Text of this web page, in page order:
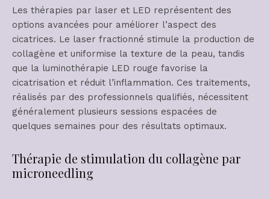
Les thérapies par laser et LED représentent des
options avancées pour améliorer l’aspect des
cicatrices. Le laser fractionné stimule la production de
collagène et uniformise la texture de la peau, tandis
que la luminothérapie LED rouge favorise la
cicatrisation et réduit l’inflammation. Ces traitements,
réalisés par des professionnels qualifiés, nécessitent
généralement plusieurs sessions espacées de
quelques semaines pour des résultats optimaux.
Thérapie de stimulation du collagène par
microneedling